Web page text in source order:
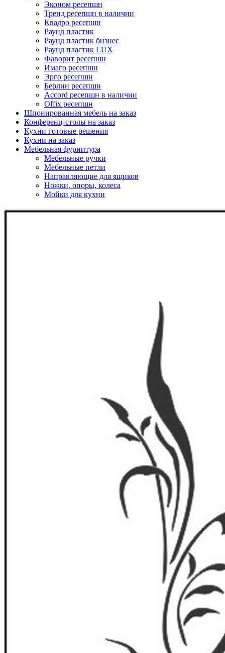
Эконом ресепшн
Тренд ресепшн в наличии
Квадро ресепшн
Раунд пластик
Раунд пластик бизнес
Раунд пластик LUX
Фаворит ресепшн
Имаго ресепшн
Эрго ресепшн
Берлин ресепшн
Accord ресепшн в наличии
Offix ресепшн
Шпонированная мебель на заказ
Конференц-столы на заказ
Кухни готовые решения
Кухни на заказ
Мебельная фурнитура
Мебельные ручки
Мебельные петли
Направляющие для ящиков
Ножки, опоры, колеса
Мойки для кухни